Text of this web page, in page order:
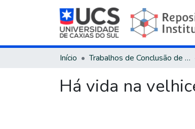
Início Trabalhos de Conclusão de Curso
Há vida na